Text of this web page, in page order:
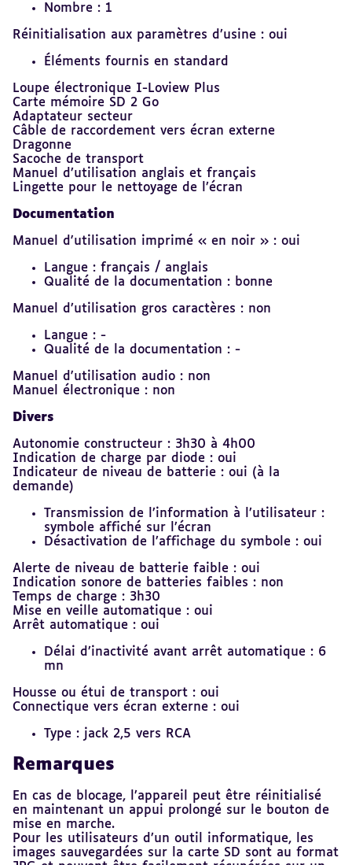
Nombre : 1
Réinitialisation aux paramètres d’usine : oui
Éléments fournis en standard
Loupe électronique I-Loview Plus
Carte mémoire SD 2 Go
Adaptateur secteur
Câble de raccordement vers écran externe
Dragonne
Sacoche de transport
Manuel d’utilisation anglais et français
Lingette pour le nettoyage de l’écran
Documentation
Manuel d'utilisation imprimé « en noir » : oui
Langue : français / anglais
Qualité de la documentation : bonne
Manuel d’utilisation gros caractères : non
Langue : -
Qualité de la documentation : -
Manuel d'utilisation audio : non
Manuel électronique : non
Divers
Autonomie constructeur : 3h30 à 4h00
Indication de charge par diode : oui
Indicateur de niveau de batterie : oui (à la
demande)
Transmission de l’information à l’utilisateur :
symbole affiché sur l’écran
Désactivation de l’affichage du symbole : oui
Alerte de niveau de batterie faible : oui
Indication sonore de batteries faibles : non
Temps de charge : 3h30
Mise en veille automatique : oui
Arrêt automatique : oui
Délai d’inactivité avant arrêt automatique : 6
mn
Housse ou étui de transport : oui
Connectique vers écran externe : oui
Type : jack 2,5 vers RCA
Remarques
En cas de blocage, l’appareil peut être réinitialisé
en maintenant un appui prolongé sur le bouton de
mise en marche.
Pour les utilisateurs d’un outil informatique, les
images sauvegardées sur la carte SD sont au format